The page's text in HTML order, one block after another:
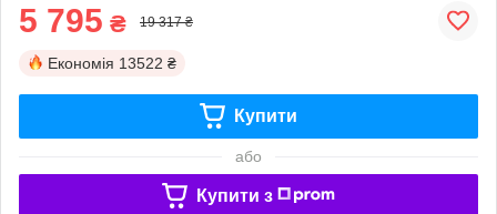
5 795 ₴ 19 317 ₴
Економія 13522 ₴
Купити
або
Купити з